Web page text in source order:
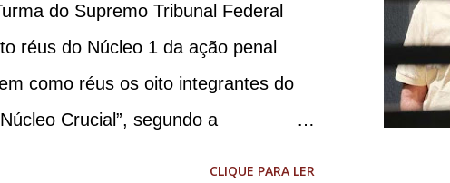
do Supremo Tribunal Federal
réus do Núcleo 1 da ação penal
como réus os oito integrantes do
Crucial”, segundo a
CLIQUE PARA LER